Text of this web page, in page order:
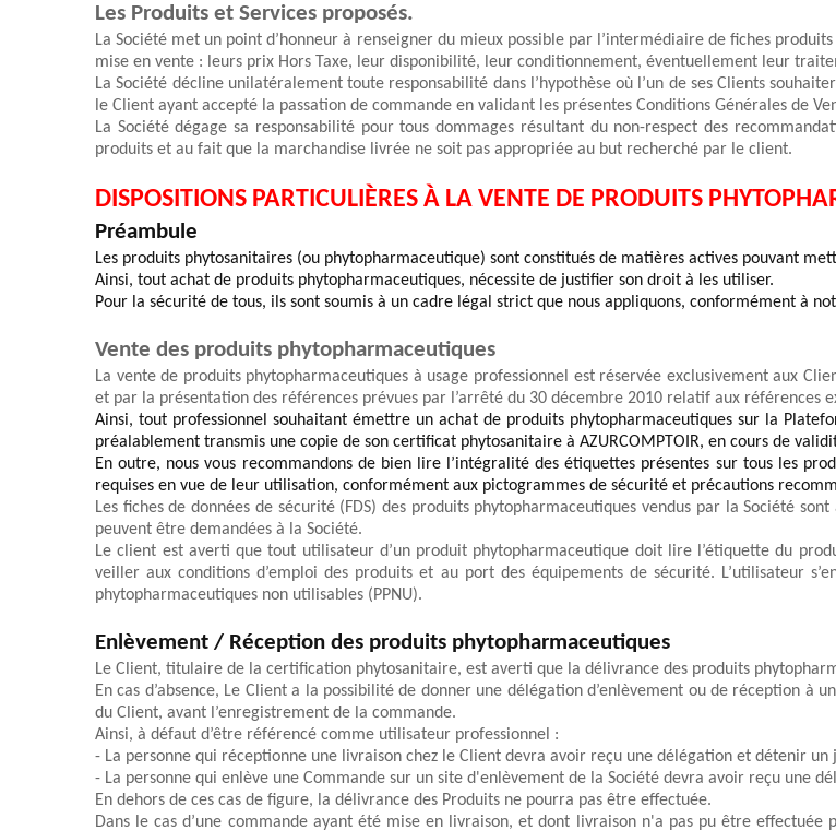
Les Produits et Services proposés.
La Société met un point d’honneur à renseigner du mieux possible par l’intermédiaire de fiches
mise en vente : leurs prix Hors Taxe, leur disponibilité, leur conditionnement, éventuellement leur
La Société décline unilatéralement toute responsabilité dans l’hypothèse où l’un de ses Clients
le Client ayant accepté la passation de commande en validant les présentes Conditions Générales de
La Société dégage sa responsabilité pour tous dommages résultant du non-respect des
produits et au fait que la marchandise livrée ne soit pas appropriée au but recherché par l e client.
DISPOSITIONS PARTICULIÈRES À LA VENTE DE PRODUITS
Préambule
Les produits phytosanitaires (ou phytopharmaceutique) sont constitués de matières actives pouvant
Ainsi, tout achat de produits phytopharmaceutiques, nécessite de justifier son droit à les utiliser.
Pour la sécurité de tous, ils sont soumis à un cadre légal strict que nous appliquons, conformément à
Vente des produits phytopharmaceutiques
La vente de produits phytopharmaceutiques à usage professionnel est réservée exclusivement aux
et par la présentation des références prévues par l’arrêté du 30 décembre 2010 relatif aux références
Ainsi, tout professionnel souhaitant émettre un achat de produits phytopharmaceutiques sur la
préalablement transmis une copie de son certificat phytosanitaire à AZURCOMPTOIR, en cours de
En outre, nous vous recommandons de bien lire l’intégralité des étiquettes présentes sur tous les
requises en vue de leur utilisation, conformément aux pictogrammes de sécurité et précautions
Les fiches de données de sécurité (FDS) des produits phytopharmaceutiques vendus par la Société sont
peuvent être demandées à la Société.
Le client est averti que tout utilisateur d’un produit phytopharmaceutique doit lire l’étiquette du
veiller aux conditions d’emploi des produits et au port des équipements de sécurité. L’utilisateur
phytopharmaceutiques non utilisables (PPNU).
Enlèvement / Réception des produits phytopharmaceutiques
Le Client, titulaire de la certification phytosanitaire, est averti que la délivrance des produits
En cas d’absence, Le Client a la possibilité de donner une délégation d’enlèvement ou de réception
du Client, avant l’enregistrement de la commande.
Ainsi, à défaut d’être référencé comme utilisateur professionnel :
- La personne qui réceptionne une livraison chez le Client devra avoir reçu une délégation et détenir un
- La personne qui enlève une Commande sur un site d'enlèvement de la Société devra avoir reçu une
En dehors de ces cas de figure, la délivrance des Produits ne pourra pas être effectuée.
Dans le cas d’une commande ayant été mise en livraison, et dont livraison n'a pas pu être